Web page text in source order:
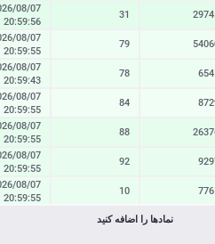
31
08/07
20:59:56
79
08/07
20:59:55
78
08/07
20:59:43
84
08/07
20:59:55
88
08/07
20:59:55
92
08/07
20:59:55
10
08/07
20:59:55
65
نمادها را اضافه کنید